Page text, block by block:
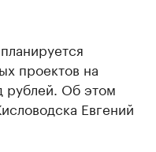
проектов на
рублей. Об этом
Евгений